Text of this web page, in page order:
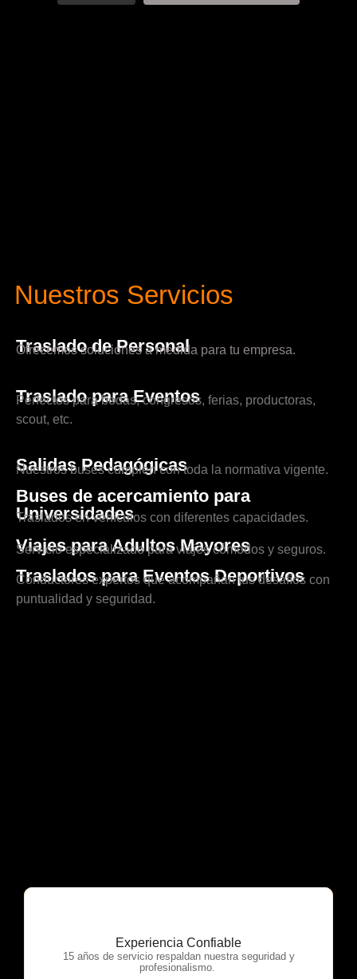
Nuestros Servicios
Traslado de Personal
Ofrecemos soluciones a medida para tu empresa.
Traslado para Eventos
Perfectos para bodas, congresos, ferias, productoras,
scout, etc.
Salidas Pedagógicas
Nuestros buses cumplen con toda la normativa vigente.
Buses de acercamiento para
Universidades
Traslados en vehículos con diferentes capacidades.
Viajes para Adultos Mayores
Servicio especializado para viajes cómodos y seguros.
Traslados para Eventos Deportivos
Conductores expertos que acompañan tus desafíos con
puntualidad y seguridad.
Experiencia Confiable
15 años de servicio respaldan nuestra seguridad y
profesionalismo.
OTP Servicios